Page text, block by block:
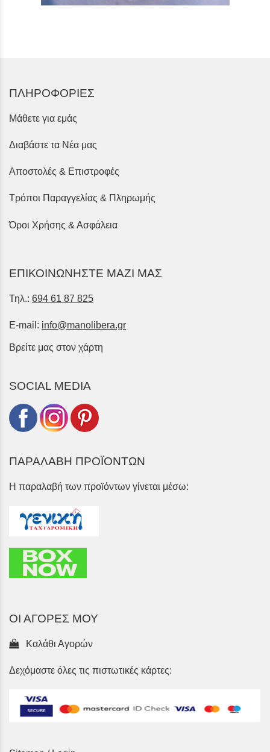
ΠΛΗΡΟΦΟΡΙΕΣ
Μάθετε για εμάς
Διαβάστε τα Νέα μας
Αποστολές & Επιστροφές
Τρόποι Παραγγελίας & Πληρωμής
Όροι Χρήσης & Ασφάλεια
ΕΠΙΚΟΙΝΩΝΗΣΤΕ ΜΑΖΙ ΜΑΣ
Τηλ.: 694 61 87 825
E-mail: info@manolibera.gr
Βρείτε μας στον χάρτη
SOCIAL MEDIA
ΠΑΡΑΛΑΒΗ ΠΡΟΪΟΝΤΩΝ
Η παραλαβή των προϊόντων γίνεται μέσω:
ΟΙ ΑΓΟΡΕΣ ΜΟΥ
Καλάθι Αγορών
Δεχόμαστε όλες τις πιστωτικές κάρτες: